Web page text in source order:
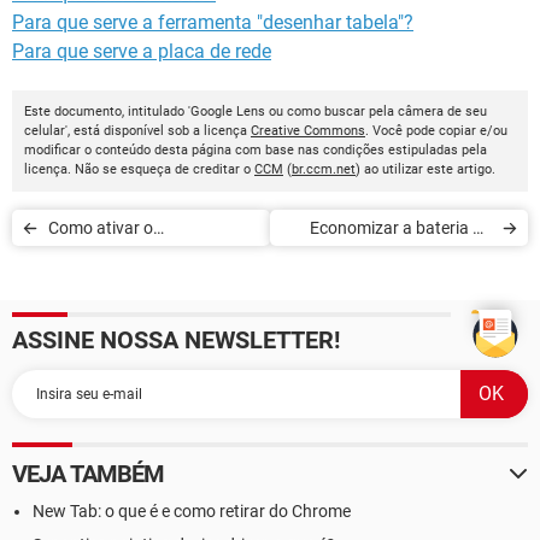
Para que serve a ferramenta "desenhar tabela"?
Para que serve a placa de rede
Este documento, intitulado 'Google Lens ou como buscar pela câmera de seu
celular', está disponível sob a licença Creative Commons. Você pode copiar e/ou
modificar o conteúdo desta página com base nas condições estipuladas pela
licença. Não se esqueça de creditar o CCM (br.ccm.net) ao utilizar este artigo.
Como ativar o
Economizar a bateria do
ASSINE NOSSA NEWSLETTER!
VEJA TAMBÉM
New Tab: o que é e como retirar do Chrome